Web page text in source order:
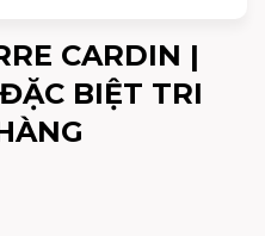
CARDIN |
BIỆT TRI